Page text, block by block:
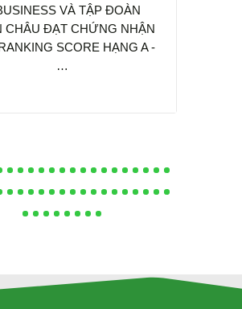
VÀ TẬP ĐOÀN
CHÂU ĐẠT CHỨNG NHẬN
SCORE HẠNG A -
…